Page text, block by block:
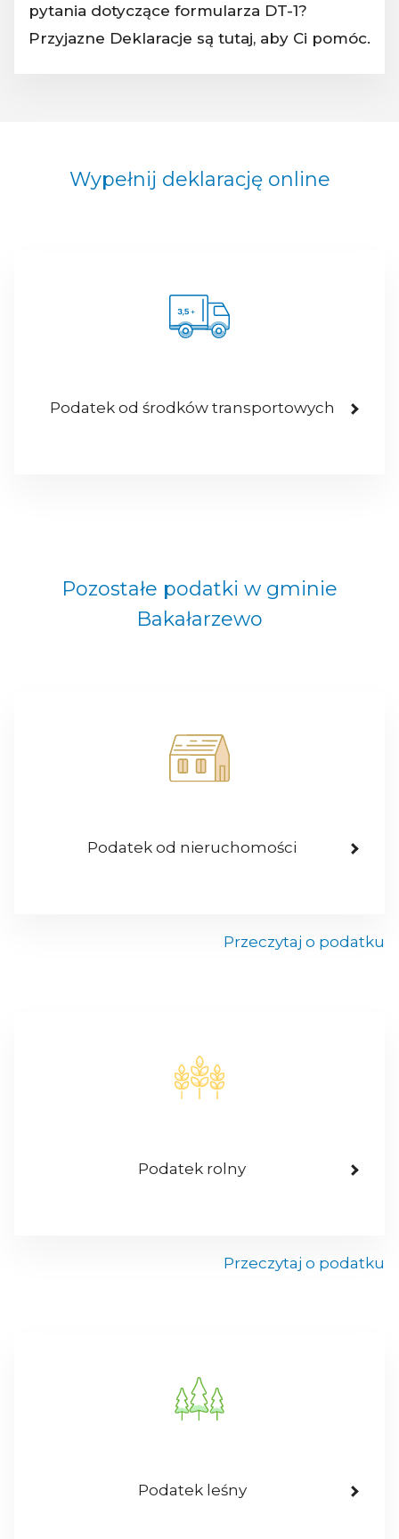
pytania dotyczące formularza DT-1?
Przyjazne Deklaracje są tutaj, aby Ci pomóc.
Wypełnij deklarację online
Podatek od środków transportowych
Pozostałe podatki w gminie
Bakałarzewo
Podatek od nieruchomości
Przeczytaj o podatku
Podatek rolny
Przeczytaj o podatku
Podatek leśny